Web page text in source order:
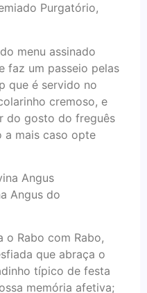
Purgatório,
menu assinado
faz um passeio pelas
que é servido no
cremoso, e
do gosto do freguês
a mais caso opte
Angus do
o Rabo com Rabo,
que abraça o
típico de festa
memória afetiva;